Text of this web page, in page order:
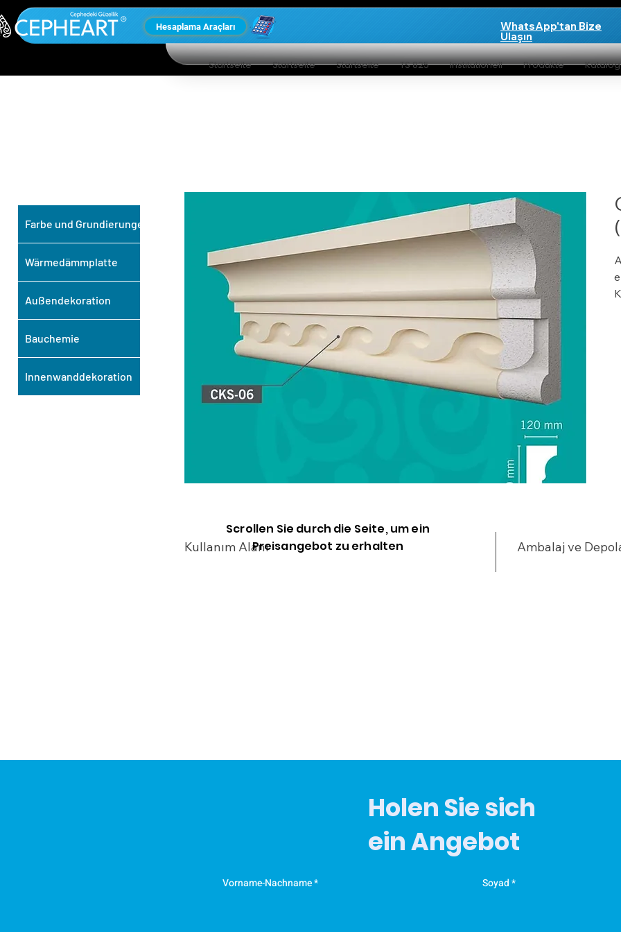
Hesaplama Araçları WhatsApp'tan Bize
Ulaşın
Startseite Startseite Startseite TS 825 Institutionell Produkte
Kullanım Alanı Ambalaj ve
Scrollen Sie durch die Seite, um ein
Preisangebot zu erhalten
Farbe und Grundierungen
Wärmedämmplatte
Außendekoration
Bauchemie
Innenwanddekoration
Holen Sie sich
ein Angebot
Vorname-Nachname Soyad